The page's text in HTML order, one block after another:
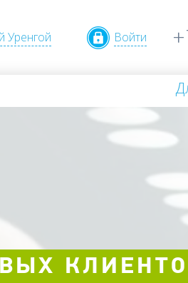
Уренгой Войти